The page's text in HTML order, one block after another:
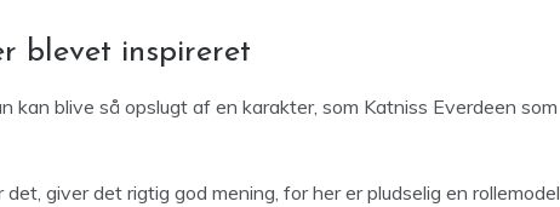
blevet inspireret
blive så opslugt af en karakter, som Katniss Everdeen som
giver det rigtig god mening, for her er pludselig en rollemodel